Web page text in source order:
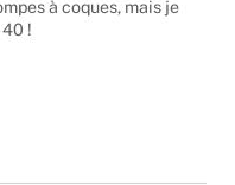
à coques, mais je
!